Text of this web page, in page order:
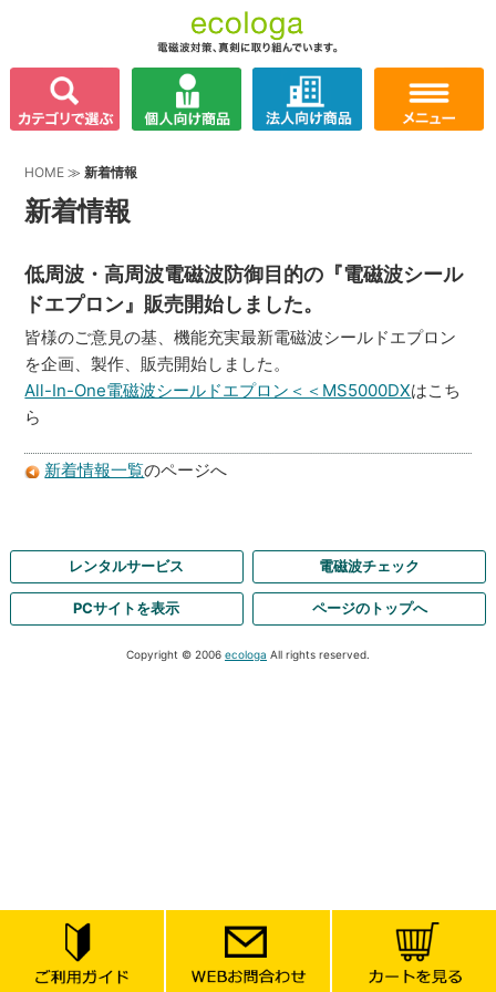
HOME ≫新着情報
新着情報
低周波・高周波電磁波防御目的の『電磁波シール
ドエプロン』販売開始しました。
皆様のご意見の基、機能充実最新電磁波シールドエプロン
を企画、製作、販売開始しました。
All-In-One電磁波シールドエプロン＜＜MS5000DXはこち
ら
新着情報一覧のページへ
レンタルサービス 電磁波チェック
PCサイトを表示 ページのトップへ
Copyright © 2006 ecologa All rights reserved.